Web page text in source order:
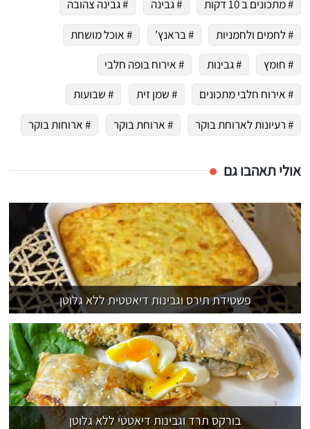
# מתכונים ב 10 דקות
# גבינה
# גבינה צהובה
# לחמים ולחמניות
# בראנץ'
# אוכל מושחת
# חומץ
# גבינות
# אירוח בופה חלבי
# אירוח חלבי מתכונים
# שמן זית
# שבועות
# רעיונות לארוחת בוקר
# ארוחת בוקר # ארוחות בוקר
אולי תאהבו גם
פשטידת תירס וגבינות דיאטטית ללא גלוטן
בורקס תרד וגבינות דיאטטי ללא גלוטן